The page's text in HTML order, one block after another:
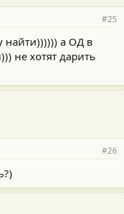
#25
найти)))))) а ОД в
не хотят дарить
#26